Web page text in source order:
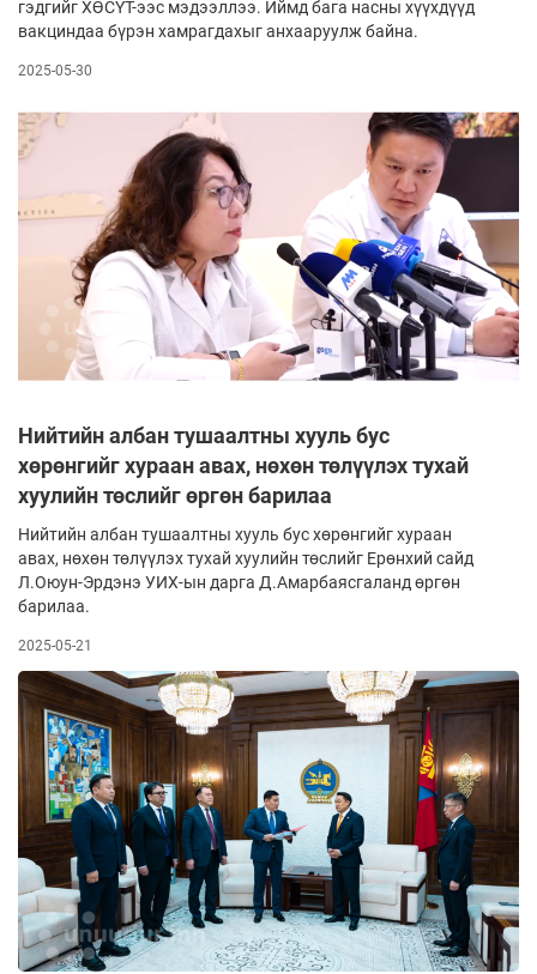
гэдгийг ХӨСҮТ-ээс мэдээллээ. Иймд бага насны хүүхдүүд
вакциндаа бүрэн хамрагдахыг анхааруулж байна.
2025-05-30
Нийтийн албан тушаалтны хууль бус
хөрөнгийг хураан авах, нөхөн төлүүлэх тухай
хуулийн төслийг өргөн барилаа
Нийтийн албан тушаалтны хууль бус хөрөнгийг хураан
авах, нөхөн төлүүлэх тухай хуулийн төслийг Ерөнхий сайд
Л.Оюун-Эрдэнэ УИХ-ын дарга Д.Амарбаясгаланд өргөн
барилаа.
2025-05-21